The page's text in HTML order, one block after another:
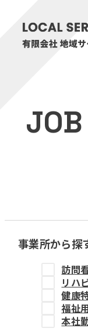
医療・介
訪問
福祉用
教育事業
姫路
姫路中
JOB
事業所から探
訪問
リハ
健康
福祉
本社